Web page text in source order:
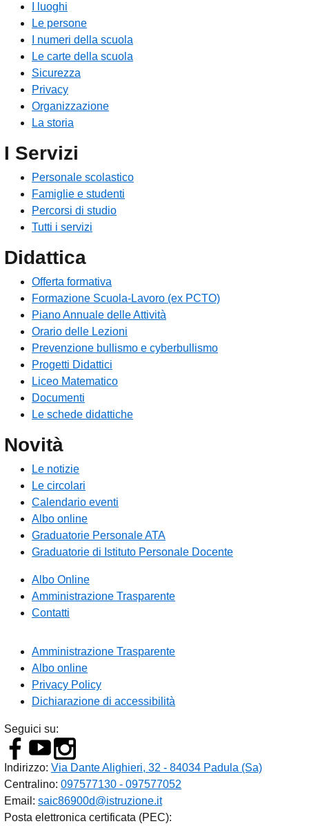
I luoghi
Le persone
I numeri della scuola
Le carte della scuola
Sicurezza
Privacy
Organizzazione
La storia
I Servizi
Personale scolastico
Famiglie e studenti
Percorsi di studio
Tutti i servizi
Didattica
Offerta formativa
Formazione Scuola-Lavoro (ex PCTO)
Piano Annuale delle Attività
Orario delle Lezioni
Prevenzione bullismo e cyberbullismo
Progetti Didattici
Liceo Matematico
Documenti
Le schede didattiche
Novità
Le notizie
Le circolari
Calendario eventi
Albo online
Graduatorie Personale ATA
Graduatorie di Istituto Personale Docente
Albo Online
Amministrazione Trasparente
Contatti
Amministrazione Trasparente
Albo online
Privacy Policy
Dichiarazione di accessibilità
Seguici su:
Indirizzo: Via Dante Alighieri, 32 - 84034 Padula (Sa)
Centralino: 097577130 - 097577052
Email: saic86900d@istruzione.it
Posta elettronica certificata (PEC):